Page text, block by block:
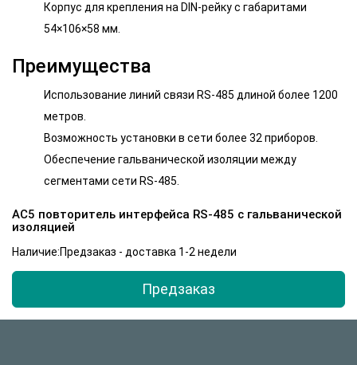
Корпус для крепления на DIN-рейку с габаритами
54×106×58 мм.
Преимущества
Использование линий связи RS-485 длиной более 1200
метров.
Возможность установки в сети более 32 приборов.
Обеспечение гальванической изоляции между
сегментами сети RS-485.
АС5 повторитель интерфейса RS-485 c гальванической
изоляцией
Наличие:Предзаказ - доставка 1-2 недели
Предзаказ